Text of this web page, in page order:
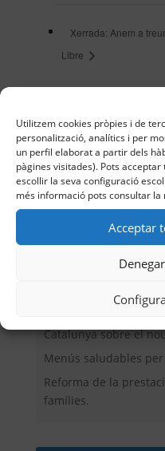
Utilitzem cookies pròpies i de
personalització, analítics i per
un perfil elaborat a partir dels
pàgines visitades). Pots
escollir la seva configuració
més informació pots consultar la
Acceptar
Xerrada: Anem a
Libre
Buscar
Valoració de l’ADC
professionals
Menú d’Estiu 2026
Catalunya sobre el
Menús saludables
Reforma de la
famílies.